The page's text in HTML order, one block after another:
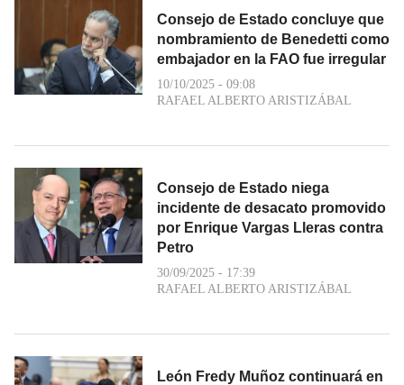
Consejo de Estado concluye que
nombramiento de Benedetti como
embajador en la FAO fue irregular
10/10/2025 - 09:08
RAFAEL ALBERTO ARISTIZÁBAL
Consejo de Estado niega
incidente de desacato promovido
por Enrique Vargas Lleras contra
Petro
30/09/2025 - 17:39
RAFAEL ALBERTO ARISTIZÁBAL
León Fredy Muñoz continuará en